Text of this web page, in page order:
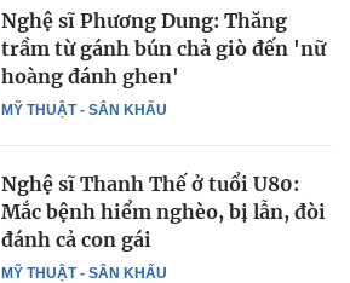
MỸ THUẬT - SÂN KHẤU
Nghệ sĩ Phương Dung: Thăng
trầm từ gánh bún chả giò đến 'nữ
hoàng đánh ghen'
MỸ THUẬT - SÂN KHẤU
Nghệ sĩ Thanh Thế ở tuổi U80:
Mắc bệnh hiểm nghèo, bị lẫn, đòi
đánh cả con gái